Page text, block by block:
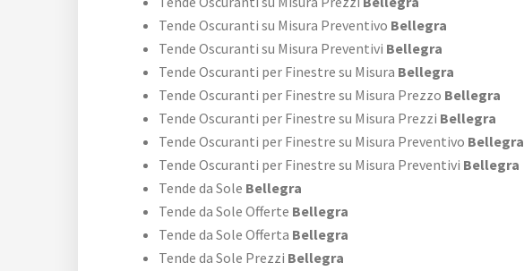
Tende Oscuranti su Misura Preventivo Bellegra
Tende Oscuranti su Misura Preventivi Bellegra
Tende Oscuranti per Finestre su Misura Bellegra
Tende Oscuranti per Finestre su Misura Prezzo Bellegra
Tende Oscuranti per Finestre su Misura Prezzi Bellegra
Tende Oscuranti per Finestre su Misura Preventivo Bellegra
Tende Oscuranti per Finestre su Misura Preventivi Bellegra
Tende da Sole Bellegra
Tende da Sole Offerte Bellegra
Tende da Sole Offerta Bellegra
Tende da Sole Prezzi Bellegra